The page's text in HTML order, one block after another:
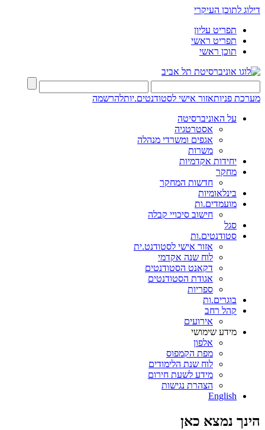
דילוג לתוכן העיקרי
תפריט עליון
תפריט ראשי
תוכן ראשי
מערכת פניותאזור אישי לסטודנטים.יותלהרשמה
על האוניברסיטה
אסטרטגיה
אגפים ומשרדי מנהלה
משרות
יחידות אקדמיות
מחקר
חדשות המחקר
בינלאומיות
מועמדים.ות
חישוב סיכויי קבלה
סגל
סטודנטים.ות
אזור אישי לסטודנט.ית
לוח שנה אקדמי
דקאנט הסטודנטים
אגודת הסטודנטים
ספריות
בוגרים.ות
קהל רחב
אירועים
מידע שימושי
אלפון
מפת הקמפוס
לוח שנת הלימודים
מידע לשעת חירום
הצהרת נגישות
English
הינך נמצא כאן